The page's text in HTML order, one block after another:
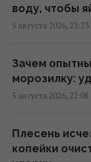
"Не
время войны
13:07 четверг, 06
диетологи
13:02 четверг, 06
воду, чтобы
5 августа 2026, 23:23
Зачем
морозилку:
5 августа 2026, 22:08
Плесень
копейки